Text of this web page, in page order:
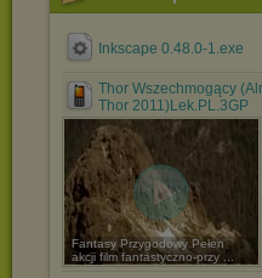
Inkscape 0.48.0-1.exe
Thor Wszechmogący
Thor 2011)Lek.PL.3GP
Fantasy Przygodowy Pełen
akcji film fantastyczno-przy ...